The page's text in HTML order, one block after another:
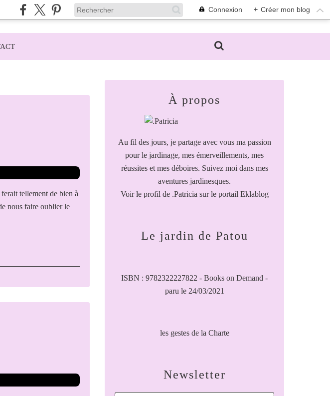
Connexion + Créer mon blog
tellement de bien à
nous faire oublier le
Newsletter
À propos
Au fil des jours, je partage avec vous ma passion
pour le jardinage, mes émerveillements, mes
réussites et mes déboires. Suivez moi dans mes
aventures jardinesques.
Voir le profil de .Patricia sur le portail Eklablog
Le jardin de Patou
ISBN : 9782322227822 - Books on Demand -
paru le 24/03/2021
les gestes de la Charte